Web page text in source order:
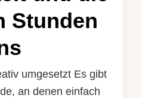
Stunden
umgesetzt Es gibt
an denen einfach